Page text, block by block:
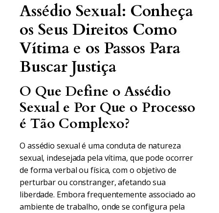
Assédio Sexual: Conheça
os Seus Direitos Como
Vítima e os Passos Para
Buscar Justiça
O Que Define o Assédio
Sexual e Por Que o Processo
é Tão Complexo?
O assédio sexual é uma conduta de natureza
sexual, indesejada pela vítima, que pode ocorrer
de forma verbal ou física, com o objetivo de
perturbar ou constranger, afetando sua
liberdade. Embora frequentemente associado ao
ambiente de trabalho, onde se configura pela